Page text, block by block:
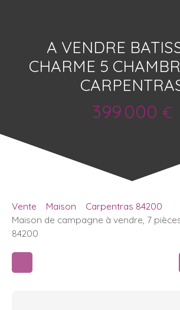
A VENDRE
CHARME 5
399 000 €
Vente Maison
Carpentras 84200
Maison de campagne à vendre, 7
84200